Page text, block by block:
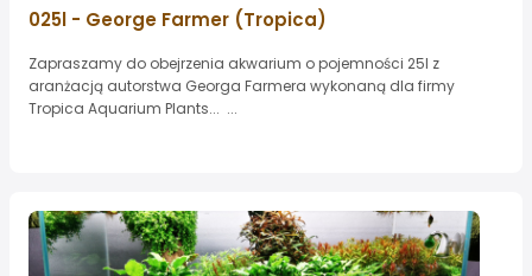
025l - George Farmer (Tropica)
Zapraszamy do obejrzenia akwarium o pojemności 25l z
aranżacją autorstwa Georga Farmera wykonaną dla firmy
Tropica Aquarium Plants... ...